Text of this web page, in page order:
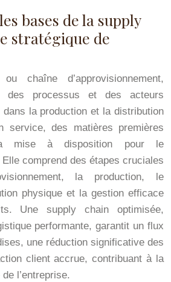
bases de la supply
stratégique de
chaîne d’approvisionnement,
des processus et des acteurs
la production et la distribution
service, des matières premières
mise à disposition pour le
comprend des étapes cruciales
la production, le
physique et la gestion efficace
Une supply chain optimisée,
performante, garantit un flux
une réduction significative des
client accrue, contribuant à la
l’entreprise.